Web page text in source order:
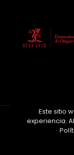
© 2026
Reserved |
Este sitio
experiencia.